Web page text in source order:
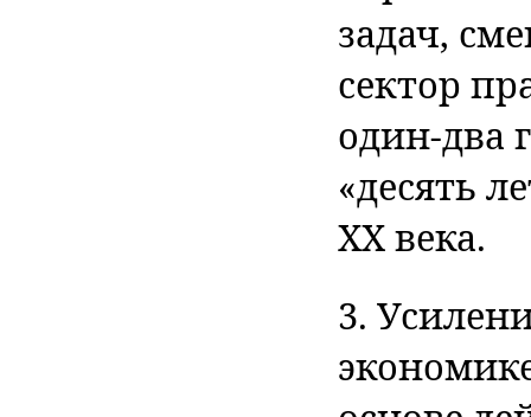
задач,
сектор
один-два
«десять
XX века.
3.